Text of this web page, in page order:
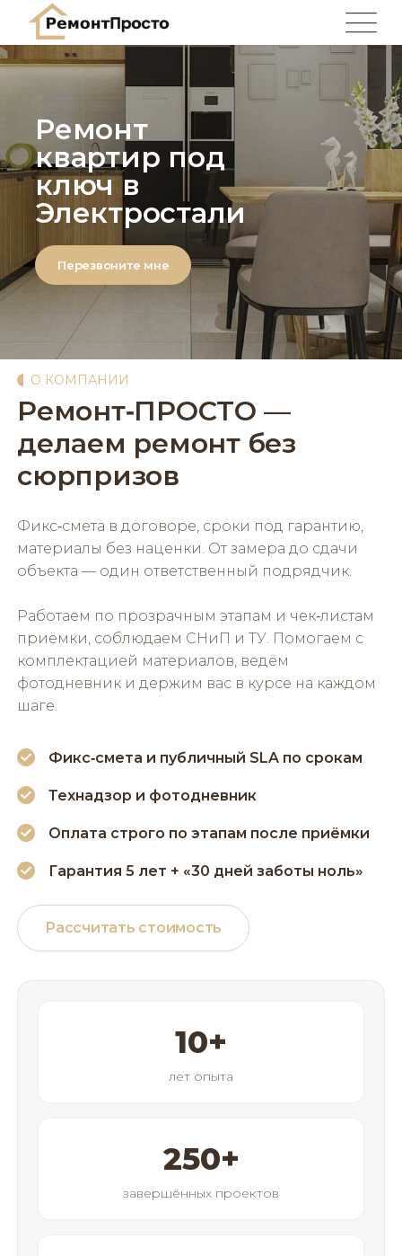
Ремонт
квартир под
ключ в
Электростали
Перезвоните мне
О КОМПАНИИ
Ремонт‑ПРОСТО —
делаем ремонт без
сюрпризов
Фикс‑смета в договоре, сроки под гарантию,
материалы без наценки. От замера до сдачи
объекта — один ответственный подрядчик.
Работаем по прозрачным этапам и чек‑листам
приёмки, соблюдаем СНиП и ТУ. Помогаем с
комплектацией материалов, ведём
фотодневник и держим вас в курсе на каждом
шаге.
Фикс‑смета и публичный SLA по срокам
Технадзор и фотодневник
Оплата строго по этапам после приёмки
Гарантия 5 лет + «30 дней заботы ноль»
Рассчитать стоимость
10+
лет опыта
250+
завершённых проектов